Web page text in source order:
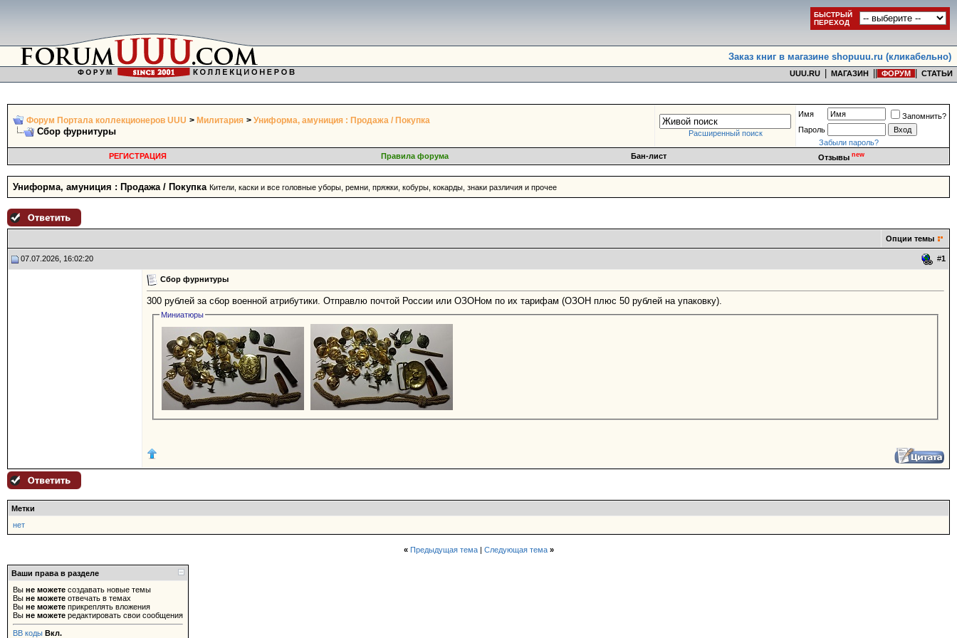
БЫСТРЫЙ
ПЕРЕХОД
Заказ книг в магазине shopuuu.ru (кликабельно)
UUU.RU МАГАЗИН ФОРУМ СТАТЬИ
Форум Портала коллекционеров UUU > Милитария > Униформа, амуниция : Продажа / Покупка
Сбор фурнитуры Расширенный поиск
Имя
Запомнить?
Пароль
Забыли пароль?
РЕГИСТРАЦИЯ
Правила форума Бан-лист Отзывы new
Униформа, амуниция : Продажа / Покупка Кители, каски и все головные уборы, ремни, пряжки, кобуры, кокарды, знаки различия и прочее
Опции темы
07.07.2026, 16:02:20 #1
Сбор фурнитуры
300 рублей за сбор военной атрибутики. Отправлю почтой России или ОЗОНом по их тарифам (ОЗОН плюс 50 рублей на упаковку).
Миниатюры
Метки
нет
« Предыдущая тема| Следующая тема »
Ваши права в разделе
Вы не можете создавать новые темы
Вы не можете отвечать в темах
Вы не можете прикреплять вложения
Вы не можете редактировать свои сообщения
BB коды Вкл.